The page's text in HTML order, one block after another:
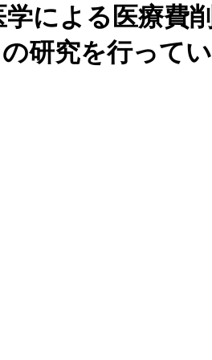
による医療費
研究を行ってい